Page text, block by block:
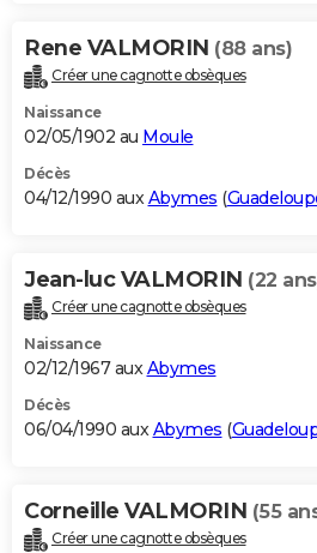
Rene VALMORIN (88 ans)
Créer une cagnotte obsèques
Naissance
02/05/1902 au Moule
Décès
04/12/1990 auxAbymes (
Jean-luc VALMORIN (22
Créer une cagnotte obsèques
Naissance
02/12/1967 auxAbymes
Décès
06/04/1990 auxAbymes (
Corneille VALMORIN (55
Créer une cagnotte obsèques